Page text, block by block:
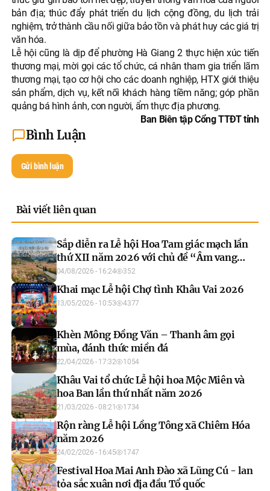
bản địa; thúc đẩy phát triển du lịch cộng đồng, du lịch trải
nghiệm, trở thành cầu nối giữa bảo tồn và phát huy các giá trị
văn hóa.
Lễ hội cũng là dịp để phường Hà Giang 2 thực hiện xúc tiến
thương mại, mời gọi các tổ chức, cá nhân tham gia triển lãm
thương mại, tạo cơ hội cho các doanh nghiệp, HTX giới thiệu
sản phẩm, dịch vụ, kết nối khách hàng tiềm năng; góp phần
quảng bá hình ảnh, con người, ẩm thực địa phương.
Ban Biên tập Cổng TTĐT tỉnh
Bình Luận
Gửi bình luận
Bài viết liên quan
Sắp diễn ra Lễ hội Hoa Tam giác mạch lần
thứ XII năm 2026 với chủ đề “Âm vang
miền đá”
04/08/2026 - 16:24 352
Khai mạc Lễ hội Chợ tình Khâu Vai 2026
13/05/2026 - 10:53 4377
Khèn Mông Đồng Văn – Thanh âm gọi
mùa, đánh thức miền đá
22/04/2026 - 17:32 1054
Khâu Vai tổ chức Lễ hội hoa Mộc Miên và
hoa Ban lần thứ nhất năm 2026
21/03/2026 - 08:21 1734
Rộn ràng Lễ hội Lồng Tông xã Chiêm Hóa
năm 2026
24/02/2026 - 16:45 1747
Festival Hoa Mai Anh Đào xã Lũng Cú - lan
tỏa sắc xuân nơi địa đầu Tổ quốc